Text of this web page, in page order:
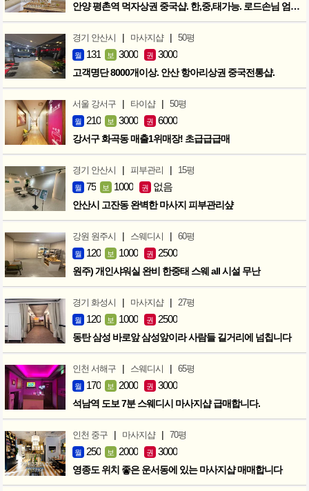
안양 평촌역 먹자상권 중국샵. 한,중,태가능. 로드손님 엄청많아요!
경기 안산시 | 마사지샵 | 50평
월 131 보 3000 권 3000
고객명단 8000개이상. 안산 항아리상권 중국전통샵.
서울 강서구 | 타이샵 | 50평
월 210 보 3000 권 6000
강서구 화곡동 매출1위매장! 초급급급매
경기 안산시 | 피부관리 | 15평
월 75 보 1000 권 없음
안산시 고잔동 완벽한 마사지 피부관리샾
강원 원주시 | 스웨디시 | 60평
월 120 보 1000 권 2500
원주) 개인샤워실 완비 한중태 스웨 all 시설 무난
경기 화성시 | 마사지샵 | 27평
월 120 보 1000 권 2500
동탄 삼성 바로앞 삼성앞이라 사람들 길거리에 넘칩니다
인천 서해구 | 스웨디시 | 65평
월 170 보 2000 권 3000
석남역 도보 7분 스웨디시 마사지샵 급매합니다.
인천 중구 | 마사지샵 | 70평
월 250 보 2000 권 3000
영종도 위치 좋은 운서동에 있는 마사지샵 매매합니다